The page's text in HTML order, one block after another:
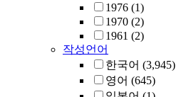
1976 (1)
1970 (2)
1961 (2)
작성언어
한국어 (3,945)
영어 (645)